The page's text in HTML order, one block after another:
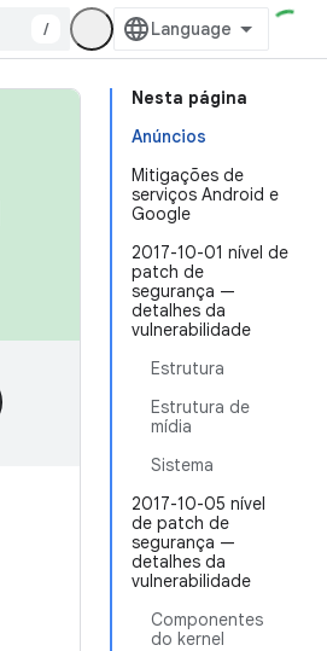
/
Nesta página
Anúncios
Mitigações de
serviços Android e
Google
2017-10-01 nível de
patch de
segurança —
detalhes da
vulnerabilidade
Estrutura
Estrutura de
mídia
Sistema
2017-10-05 nível
de patch de
segurança —
detalhes da
vulnerabilidade
Componentes
do kernel